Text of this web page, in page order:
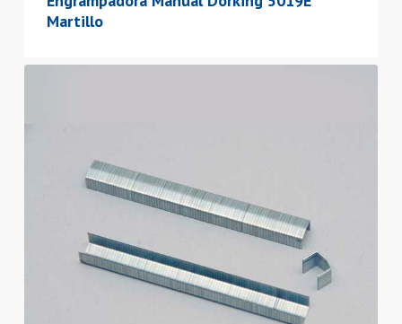
Martillo